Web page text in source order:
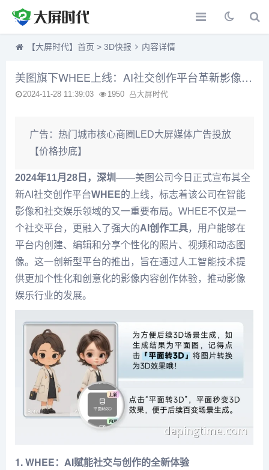
【大屏时代】首页 > 3D快报 内容详情
美图旗下WHEE上线：AI社交创作平台革新影像娱乐体验
2024-11-28 11:39:03 1950 大屏时代
广告： 热门城市核心商圈LED大屏媒体广告投放
【价格抄底】
2024年11月28日，深圳 ——美图公司今日正式宣布其全
新AI社交创作平台WHEE的上线，标志着该公司在智能
影像和社交娱乐领域的又一重要布局。WHEE不仅是一
个社交平台，更融入了强大的AI创作工具，用户能够在
平台内创建、编辑和分享个性化的照片、视频和动态图
像。这一创新型平台的推出，旨在通过人工智能技术提
供更加个性化和创意化的影像内容创作体验，推动影像
娱乐行业的发展。
1. WHEE：AI赋能社交与创作的全新体验